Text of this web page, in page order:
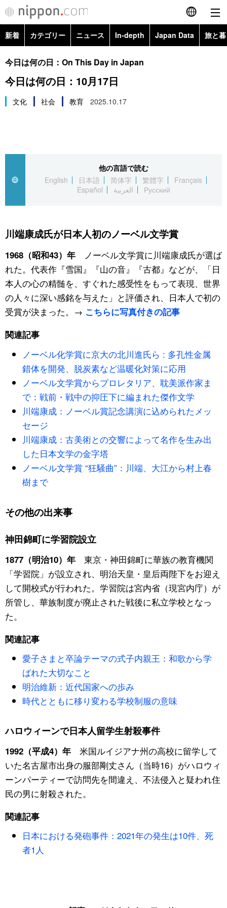
English
Русский
カテゴリー
経済・ビジネス
国際
文化
科学・技術
暮らし
スポーツ・東京2020
トップ
アーカイブ
In-depth
Japan Data
動画/Live
Books
Cinema
Topics
Images
People
東京
お知らせ
公式SNS
新着 カテゴリー ニュース In-depth Japan Data 旅と
政治・外交
経済・ビジネス
スポーツ・東京2020
今日は何の日：On This Day in Japan
今日は何の日：10月17日
文化 社会 教育 2025.10.17
他の言語で読む
English
日本語 简体字 繁體字
Français
Español
العربية Русский
川端康成氏が日本人初のノーベル文学賞
1968（昭和43）年ノーベル文学賞に川端康成氏が選ば
れた。代表作『雪国』『山の音』『古都』などが、「日
本人の心の精髄を、すぐれた感受性をもって表現、世界
の人々に深い感銘を与えた」と評価され、日本人で初の
受賞が決まった。→ こちらに写真付きの記事
関連記事
ノーベル化学賞に京大の北川進氏ら : 多孔性金属
錯体を開発、脱炭素など温暖化対策に応用
ノーベル文学賞からプロレタリア、耽美派作家ま
で：戦前・戦中の抑圧下に編まれた傑作文学
川端康成：ノーベル賞記念講演に込められたメッ
セージ
川端康成：古美術との交響によって名作を生み出
した日本文学の金字塔
ノーベル文学賞 “狂騒曲”：川端、大江から村上春
樹まで
その他の出来事
神田錦町に学習院設立
1877（明治10）年東京・神田錦町に華族の教育機関
「学習院」が設立され、明治天皇・皇后両陛下をお迎え
して開校式が行われた。学習院は宮内省（現宮内庁）が
所管し、華族制度が廃止された戦後に私立学校となっ
た。
関連記事
愛子さまと卒論テーマの式子内親王：和歌から学
ばれた大切なこと
明治維新：近代国家への歩み
時代とともに移り変わる学校制服の意味
ハロウィーンで日本人留学生射殺事件
1992（平成4）年米国ルイジアナ州の高校に留学して
いた名古屋市出身の服部剛丈さん（当時16）がハロウィ
ーンパーティーで訪問先を間違え、不法侵入と疑われ住
民の男に射殺された。
関連記事
日本における発砲事件：2021年の発生は10件、死
者1人